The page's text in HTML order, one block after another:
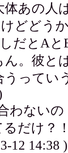
あの人
どどう
だとAと
ん。彼と
うってい
わない
るだけ？
12 14:38 )